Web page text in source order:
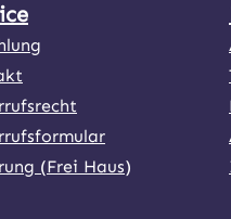
Link)
(externer Link)
(Frei Haus)